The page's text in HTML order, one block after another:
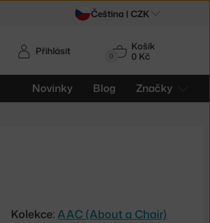
0
Košík
0 Kč
Novinky Blog Značky
Přihlásit
Kolekce:AAC (About a Chair)
Čeština | CZK